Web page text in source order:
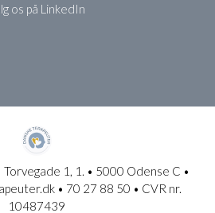
os på LinkedIn
1, 1. • 5000 Odense C •
• 70 27 88 50 • CVR nr.
10487439